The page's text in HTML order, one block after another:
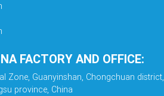
FACTORY AND OFFICE:
Zone, Guanyinshan, Chongchuan district,
province, China